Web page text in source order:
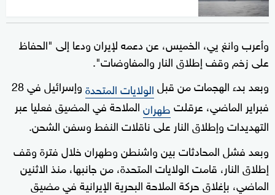
وأعرب وانغ يي، الخميس، عن دعمه لإيران ودعا إلى "الحفاظ
على زخم وقف إطلاق النار والمفاوضات".
وبعد بدء الهجمات من قبلالولايات المتحدة
وإسرائيل في 28
فبراير الماضي، عرقلتطهرانالملاحة في المضيق فعليا عبر
التهديدات وإطلاق النار على ناقلات النفط وسفن الشحن.
وبعد فشل المحادثات بين واشنطن وطهران خلال فترة وقف
إطلاق النار، قامت الولايات المتحدة، من جانبها، منذ الاثنين
الماضي، بإغلاق حركة الملاحة البحرية الإيرانية في مضيق